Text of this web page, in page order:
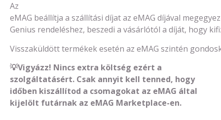
Az
eMAG beállítja a szállítási díjat az eMAG díjával
Genius rendeléshez, beszedi a vásárlótól a díját, hogy
Visszaküldött termékek esetén az eMAG szintén
💡Vigyázz! Nincs extra költség ezért a
szolgáltatásért. Csak annyit kell tenned, hogy
időben kiszállítod a csomagokat az eMAG által
kijelölt futárnak az eMAG Marketplace-en.